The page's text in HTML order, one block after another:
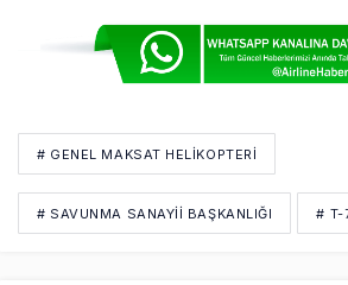
# GENEL MAKSAT HELIKOPTERI
# SAVUNMA SANAYII BAŞKANLIĞI # T-